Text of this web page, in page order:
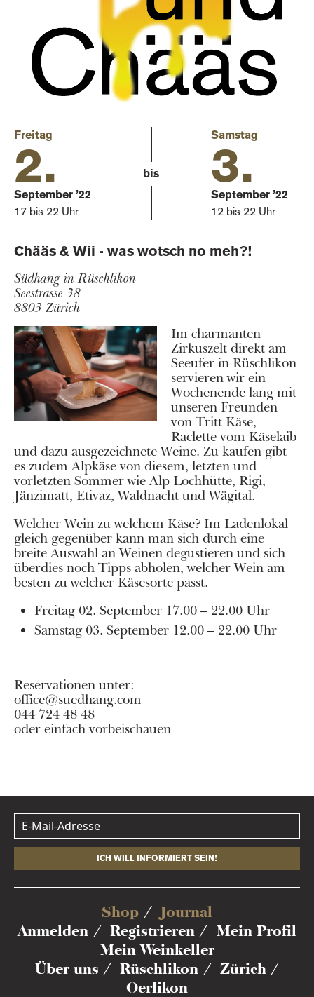
Freitag
2.
September ’22
17 bis 22 Uhr
bis
Samstag
3.
September ’22
12 bis 22 Uhr
Chääs & Wii - was wotsch no meh?!
Südhang in Rüschlikon
Seestrasse 38
8803 Zürich
Im charmanten
Zirkuszelt direkt am
Seeufer in Rüschlikon
servieren wir ein
Wochenende lang mit
unseren Freunden
von Tritt Käse,
Raclette vom Käselaib
und dazu ausgezeichnete Weine. Zu kaufen gibt
es zudem Alpkäse von diesem, letzten und
vorletzten Sommer wie Alp Lochhütte, Rigi,
Jänzimatt, Etivaz, Waldnacht und Wägital.
Welcher Wein zu welchem Käse? Im Ladenlokal
gleich gegenüber kann man sich durch eine
breite Auswahl an Weinen degustieren und sich
überdies noch Tipps abholen, welcher Wein am
besten zu welcher Käsesorte passt.
Freitag 02. September 17.00 – 22.00 Uhr
Samstag 03. September 12.00 – 22.00 Uhr
Reservationen unter:
office@suedhang.com
044 724 48 48
oder einfach vorbeischauen
ICH WILL INFORMIERT SEIN!
Shop
Journal
Anmelden
Registrieren
Mein Profil
Mein Weinkeller
Über uns
Rüschlikon
Zürich
Oerlikon